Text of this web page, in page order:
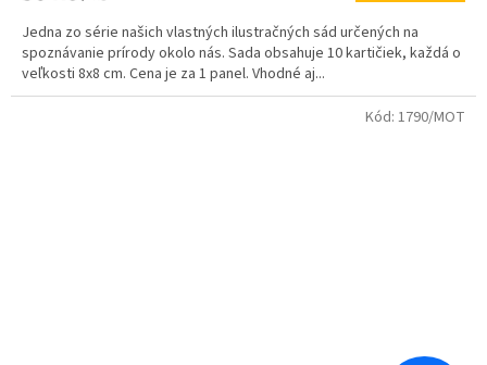
Jedna zo série našich vlastných ilustračných sád určených na
spoznávanie prírody okolo nás. Sada obsahuje 10 kartičiek, každá o
veľkosti 8x8 cm. Cena je za 1 panel. Vhodné aj...
Kód: 1790/MOT